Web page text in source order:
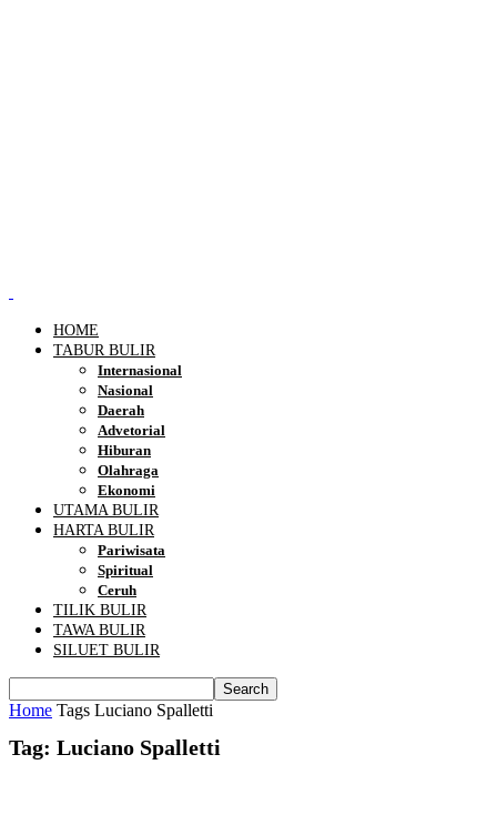
HOME
TABUR BULIR
Internasional
Nasional
Daerah
Advetorial
Hiburan
Olahraga
Ekonomi
UTAMA BULIR
HARTA BULIR
Pariwisata
Spiritual
Ceruh
TILIK BULIR
TAWA BULIR
SILUET BULIR
Home Tags Luciano Spalletti
Tag: Luciano Spalletti